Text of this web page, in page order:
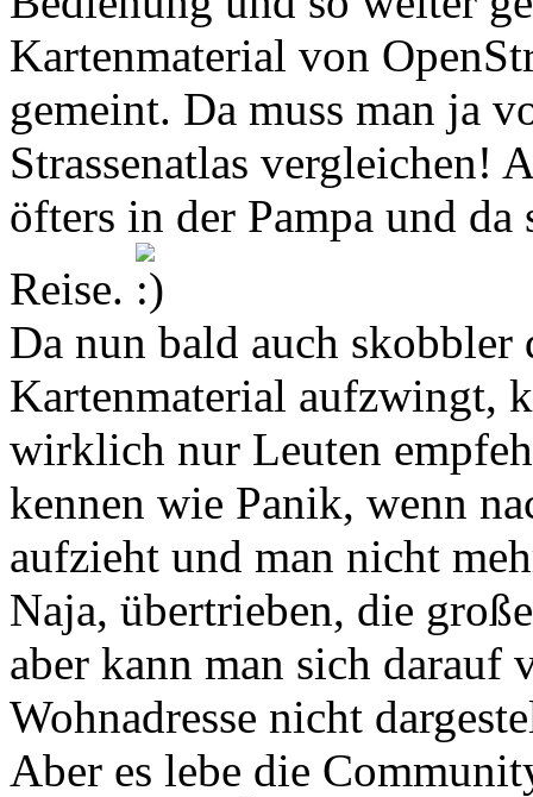
Kartenmaterial von
gemeint. Da muss man ja
Strassenatlas vergleichen!
öfters in der Pampa und
Reise.
Da nun bald auch skobbler
Kartenmaterial aufzwingt,
wirklich nur Leuten
kennen wie Panik, wenn
aufzieht und man nicht
Naja, übertrieben, die
aber kann man sich darauf
Wohnadresse nicht
Aber es lebe die